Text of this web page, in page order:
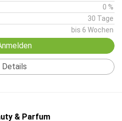
0 %
30 Tage
bis 6 Wochen
Details
& Parfum